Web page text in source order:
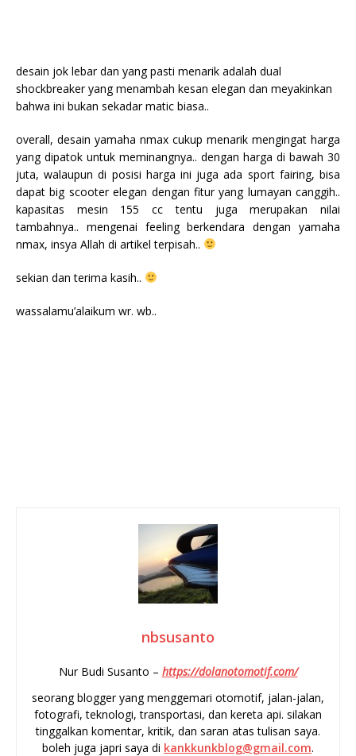
desain jok lebar dan yang pasti menarik adalah dual
shockbreaker yang menambah kesan elegan dan meyakinkan
bahwa ini bukan sekadar matic biasa..
overall, desain yamaha nmax cukup menarik mengingat harga
yang dipatok untuk meminangnya.. dengan harga di bawah 30
juta, walaupun di posisi harga ini juga ada sport fairing, bisa
dapat big scooter elegan dengan fitur yang lumayan canggih..
kapasitas mesin 155 cc tentu juga merupakan nilai
tambahnya.. mengenai feeling berkendara dengan yamaha
nmax, insya Allah di artikel terpisah..
sekian dan terima kasih..
wassalamu’alaikum wr. wb..
nbsusanto
Nur Budi Susanto – https://dolanotomotif.com/
seorang blogger yang menggemari otomotif, jalan-jalan,
fotografi, teknologi, transportasi, dan kereta api. silakan
tinggalkan komentar, kritik, dan saran atas tulisan saya.
boleh juga japri saya di kankkunkblog@gmail.com.